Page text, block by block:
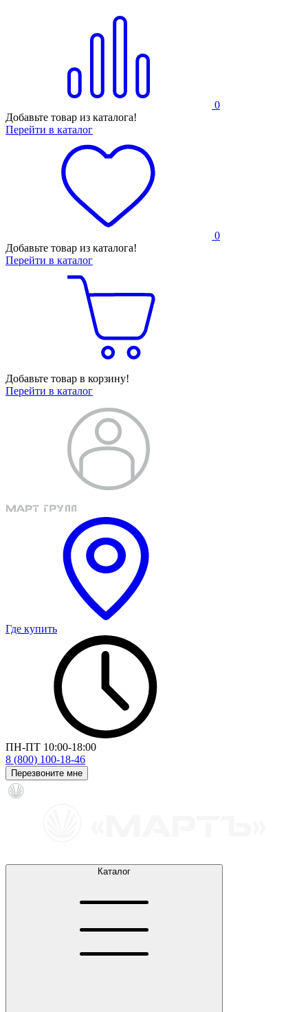
0
Добавьте товар из каталога!
Перейти в каталог
0
Добавьте товар из каталога!
Перейти в каталог
Добавьте товар в корзину!
Перейти в каталог
Где купить
ПН-ПТ 10:00-18:00
8 (800) 100-18-46
Перезвоните мне
Каталог